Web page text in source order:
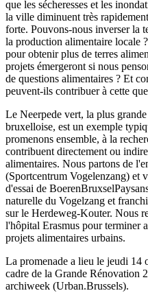
que les sécheresses et les
la ville diminuent très
forte. Pouvons-nous inverser la
la production alimentaire locale
pour obtenir plus de terres
projets émergeront si nous
de questions alimentaires ? Et
peuvent-ils contribuer à cette
Le Neerpede vert, la plus
bruxelloise, est un exemple
promenons ensemble, à la
contribuent directement ou
alimentaires. Nous partons de
(Sportcentrum Vogelenzang) et
d'essai de
naturelle du Vogelzang et
sur le Herdeweg-Kouter. Nous
l'hôpital Erasmus pour terminer
projets alimentaires urbains.
La promenade a lieu le jeudi 14
cadre de la Grande Rénovation
archiweek (Urban.Brussels).